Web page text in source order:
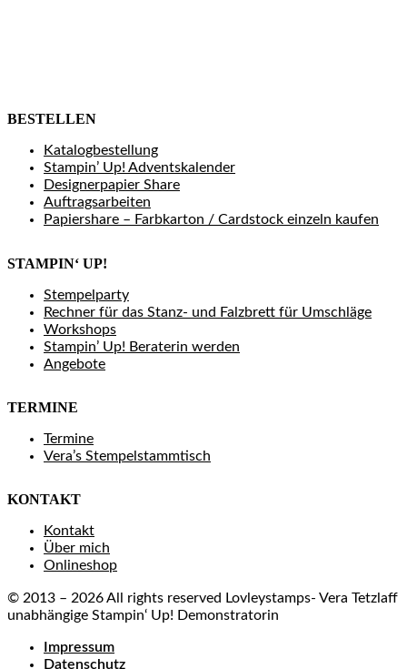
BESTELLEN
Katalogbestellung
Stampin’ Up! Adventskalender
Designerpapier Share
Auftragsarbeiten
Papiershare – Farbkarton / Cardstock einzeln kaufen
STAMPIN‘ UP!
Stempelparty
Rechner für das Stanz- und Falzbrett für Umschläge
Workshops
Stampin’ Up! Beraterin werden
Angebote
TERMINE
Termine
Vera’s Stempelstammtisch
KONTAKT
Kontakt
Über mich
Onlineshop
© 2013 – 2026 All rights reserved Lovleystamps- Vera Tetzlaff
unabhängige Stampin‘ Up! Demonstratorin
Impressum
Datenschutz